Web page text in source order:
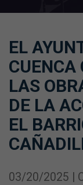
EL
CUENCA
LAS
DE LA
EL
03/20/2025 |